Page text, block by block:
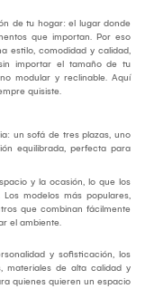
de tu hogar: el lugar donde
que importan. Por eso
estilo, comodidad y calidad,
importar el tamaño de tu
modular y reclinable. Aquí
quisiste.
un sofá de tres plazas, uno
equilibrada, perfecta para
y la ocasión, lo que los
modelos más populares,
que combinan fácilmente
el ambiente.
y sofisticación, los
materiales de alta calidad y
quienes quieren un espacio